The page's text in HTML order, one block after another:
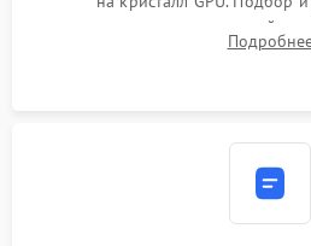
термопрокладок правильной
питания. Монтаж радиатора и